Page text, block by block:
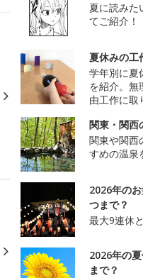
夏に読みた
てご紹介！
夏休みの工
学年別に夏
を紹介。無
由工作に取
関東・関西
関東や関西
すめの温泉
2026年の
つまで？
最大9連休
2026年の
まで？